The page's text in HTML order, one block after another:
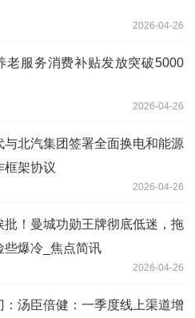
2026-04-26
老服务消费补贴发放突破5000
2026-04-26
与北汽集团签署全面换电和能源
框架协议
2026-04-26
批！曼城功勋王牌彻底低迷，拖
些爆冷_焦点简讯
2026-04-26
：汤臣倍健：一季度线上渠道增